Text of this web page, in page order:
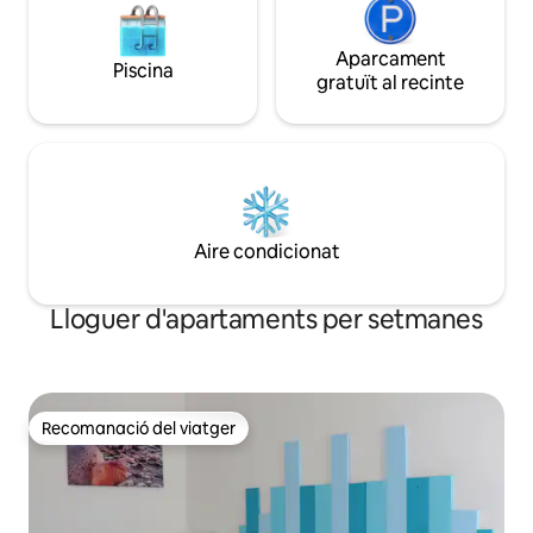
Piscina
Aparcament
gratuït al recinte
Aire condicionat
Lloguer d'apartaments per setmanes
Recomanació del viatger
Recomanació del viatger